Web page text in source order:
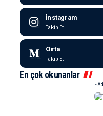
İnstagram
Takip Et
Orta
Takip Et
En çok okunanlar
-